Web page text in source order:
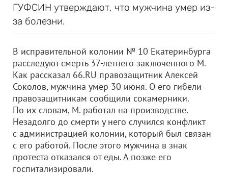
ГУФСИН утверждают, что мужчина умер из-
за болезни.
В исправительной колонии № 10 Екатеринбурга
расследуют смерть 37-летнего заключенного М.
Как рассказал 66.RU правозащитник Алексей
Соколов, мужчина умер 30 июня. О его гибели
правозащитникам сообщили сокамерники.
По их словам, М. работал на производстве.
Незадолго до смерти у него случился конфликт
с администрацией колонии, который был связан
с его работой. После этого мужчина в знак
протеста отказался от еды. А позже его
госпитализировали.